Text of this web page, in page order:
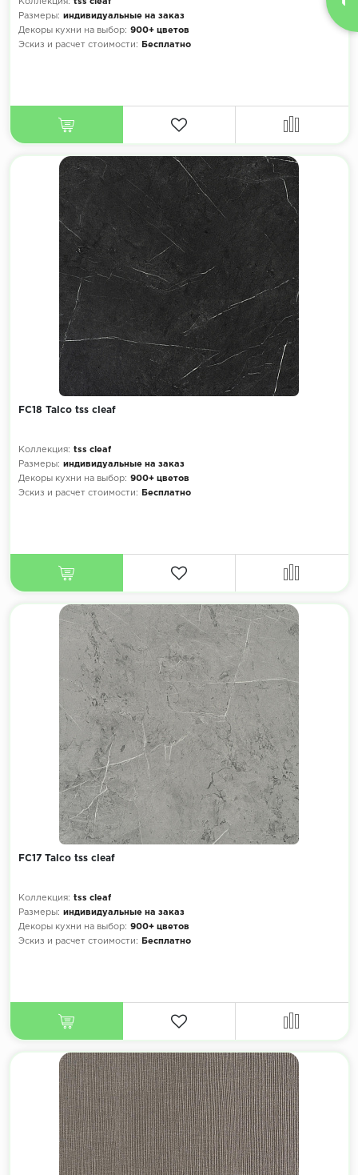
Коллекция: tss cleaf
Размеры: индивидуальные на заказ
Декоры кухни на выбор: 900+ цветов
Эскиз и расчет стоимости:
Бесплатно
FC18 Talco tss cleaf
Коллекция: tss cleaf
Размеры: индивидуальные на заказ
Декоры кухни на выбор: 900+ цветов
Эскиз и расчет стоимости:
Бесплатно
FC17 Talco tss cleaf
Коллекция: tss cleaf
Размеры: индивидуальные на заказ
Декоры кухни на выбор: 900+ цветов
Эскиз и расчет стоимости:
Бесплатно